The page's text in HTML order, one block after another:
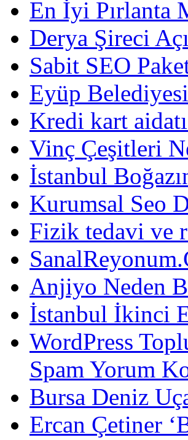
En İyi Pırlanta
Derya Şireci
Sabit SEO
Eyüp
Kredi kart
Vinç Çeşitleri
İstanbul
Kurumsal Seo
Fizik tedavi ve
Anjiyo Neden
İstanbul İkinci
WordPress
Spam Yorum
Bursa Deniz
Ercan Çetiner